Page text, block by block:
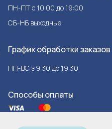
ПН-ПТ с 10:00 до 19:00
СБ-НБ выходные
График обработки заказов
ПН-ВС з 9:30 до 19:30
Способы оплаты